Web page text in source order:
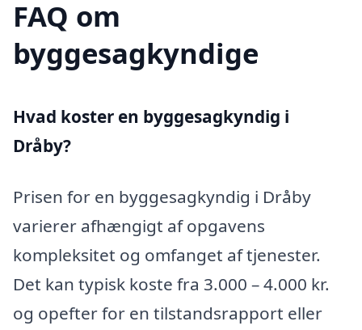
FAQ om
byggesagkyndige
Hvad koster en byggesagkyndig i
Dråby?
Prisen for en byggesagkyndig i Dråby
varierer afhængigt af opgavens
kompleksitet og omfanget af tjenester.
Det kan typisk koste fra 3.000 – 4.000 kr.
og opefter for en tilstandsrapport eller